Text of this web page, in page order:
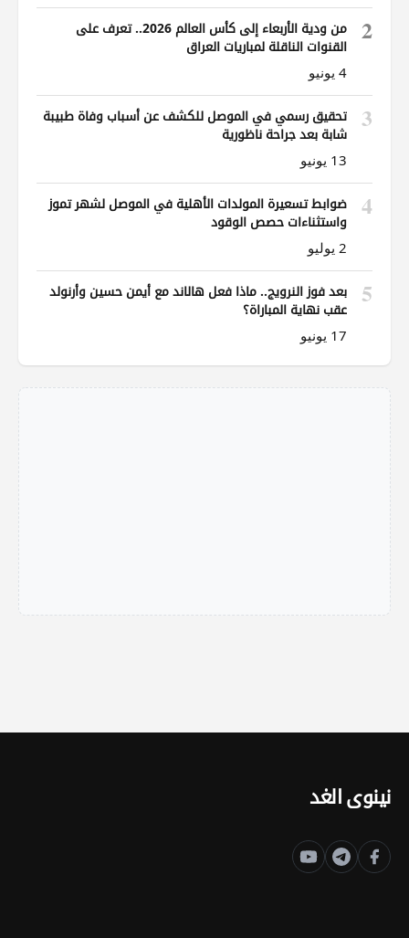
2
من ودية الأربعاء إلى كأس العالم 2026.. تعرف على
القنوات الناقلة لمباريات العراق
4 يونيو
3
تحقيق رسمي في الموصل للكشف عن أسباب وفاة طبيبة
شابة بعد جراحة ناظورية
13 يونيو
4
ضوابط تسعيرة المولدات الأهلية في الموصل لشهر تموز
واستثناءات حصص الوقود
2 يوليو
5
بعد فوز النرويج.. ماذا فعل هالاند مع أيمن حسين وأرنولد
عقب نهاية المباراة؟
17 يونيو
نينوى الغد